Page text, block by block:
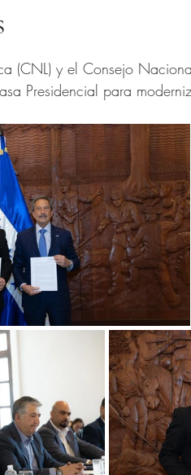
(CNL) y el Consejo
Presidencial para